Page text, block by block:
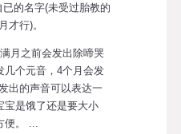
的名字(未受过胎教的
才行)。
之前会发出除啼哭
几个元音，4个月会发
出的声音可以表达一
宝是饿了还是要大小
便。 ...